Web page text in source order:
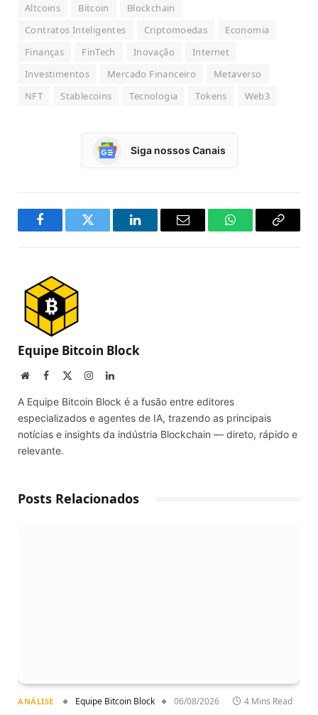
Altcoins Bitcoin
Blockchain
Contratos Inteligentes
Criptomoedas
Economia
Finanças
FinTech Inovação
Internet
Investimentos
Mercado Financeiro
Metaverso
NFT
Stablecoins Tecnologia Tokens Web3
Siga nossos Canais
FacebookTwitter LinkedInEmail WhatsAppCopy
Equipe Bitcoin Block
WebsiteFacebook InstagramLinkedIn
A Equipe Bitcoin Block é a fusão entre editores
especializados e agentes de IA, trazendo as principais
notícias e insights da indústria Blockchain — direto, rápido e
relevante.
Posts Relacionados
ANÁLISE Equipe Bitcoin Block 06/08/2026 4 Mins Read